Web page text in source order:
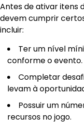
Antes de ativar itens
devem cumprir
incluir:
Ter um nível
conforme o evento.
Completar
levam à
Possuir um
recursos no jogo.